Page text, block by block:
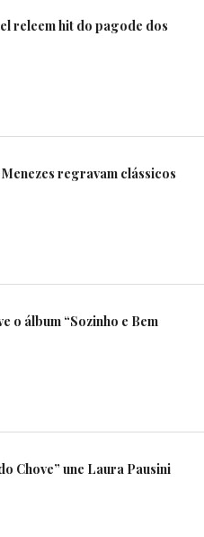
releem hit do pagode dos
regravam clássicos
o álbum “Sozinho e Bem
Chove” une Laura Pausini